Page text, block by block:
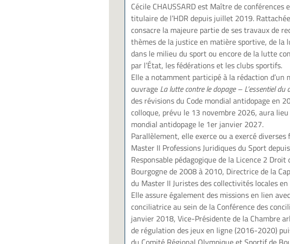
Cécile CHAUSSARD est Maître de
titulaire de l’HDR depuis juillet 2019.
consacre la majeure partie de ses travaux de
thèmes de la justice en matière sportive, de la
dans le milieu du sport ou encore de la lutte
par l’État, les fédérations et les clubs sportifs.
Elle a notamment participé à la rédaction d’un
ouvrage La lutte contre le dopage – L’essentiel du
des révisions du Code mondial antidopage en
colloque, prévu le 13 novembre 2026, aura
mondial antidopage le 1er janvier 2027.
Parallèlement, elle exerce ou a exercé
Master II Professions Juridiques du Sport
Responsable pédagogique de la Licence 2
Bourgogne de 2008 à 2010, Directrice de la
du Master II Juristes des collectivités locales
Elle assure également des missions en lien
conciliatrice au sein de la Conférence des
janvier 2018, Vice-Présidente de la Chambre
de régulation des jeux en ligne (2016-2020)